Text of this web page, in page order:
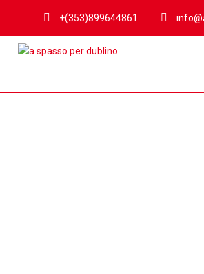
+(353)899644861